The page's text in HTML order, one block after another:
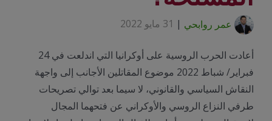
عمر روابحي | 31 مايو 2022
أعادت الحرب الروسية على أوكرانيا التي اندلعت في 24
فبراير/ شباط 2022 موضوع المقاتلين الأجانب إلى واجهة
النقاش السياسي والقانوني، لا سيما بعد توالي تصريحات
طرفي النزاع الروسي والأوكراني عن فتحهما المجال